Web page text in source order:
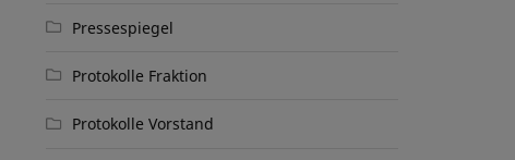
Pressespiegel
Protokolle Fraktion
Protokolle Vorstand